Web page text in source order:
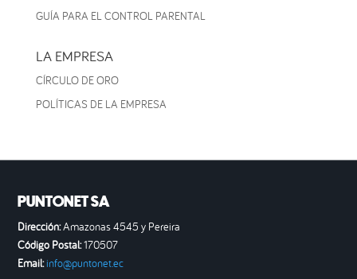
GUÍA PARA EL CONTROL PARENTAL
LA EMPRESA
CÍRCULO DE ORO
POLÍTICAS DE LA EMPRESA
PUNTONET SA
Dirección:Amazonas 4545 y Pereira
Código Postal:170507
Email:info@puntonet.ec